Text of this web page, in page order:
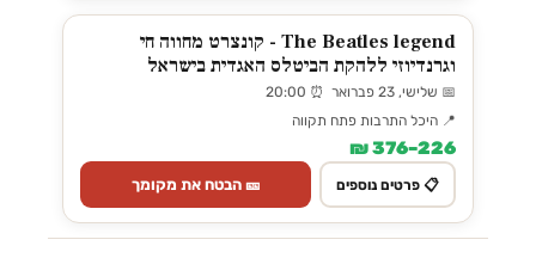
The Beatles legend - קונצרט מחווה חי
וגרנדיוזי ללהקת הביטלס האגדית בישראל
📅 שלישי, 23 פברואר ⏰ 20:00
📍 היכל התרבות פתח תקווה
226–376 ₪
📋 פרטים נוספים 🎫 הבטח את מקומך